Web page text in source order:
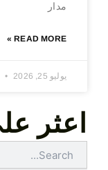
مدار
READ MORE »
يوليو 25, 2026
اعثر